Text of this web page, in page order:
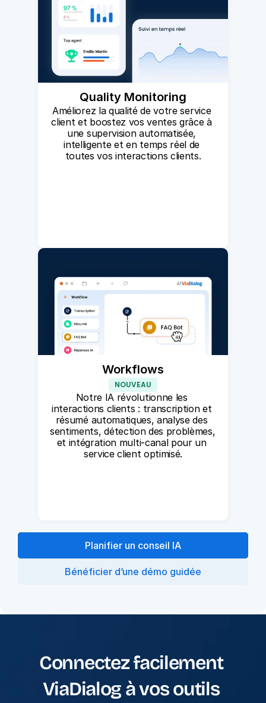
Quality Monitoring
Améliorez la qualité de votre service
client et boostez vos ventes grâce à
une supervision automatisée,
intelligente et en temps réel de
toutes vos interactions clients.
Workflows
NOUVEAU
Notre IA révolutionne les
interactions clients : transcription et
résumé automatiques, analyse des
sentiments, détection des problèmes,
et intégration multi-canal pour un
service client optimisé.
Planifier un conseil IA
Bénéficier d’une démo guidée
Connectez facilement
ViaDialog à vos outils